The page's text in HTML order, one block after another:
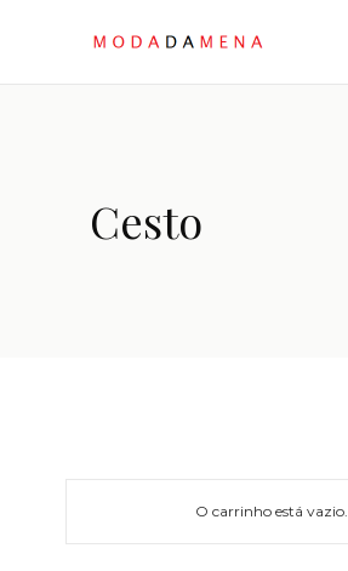
Cesto
O carrinho está vazio.